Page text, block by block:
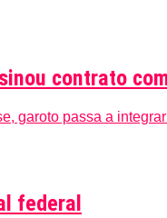
contrato
garoto passa a
federal